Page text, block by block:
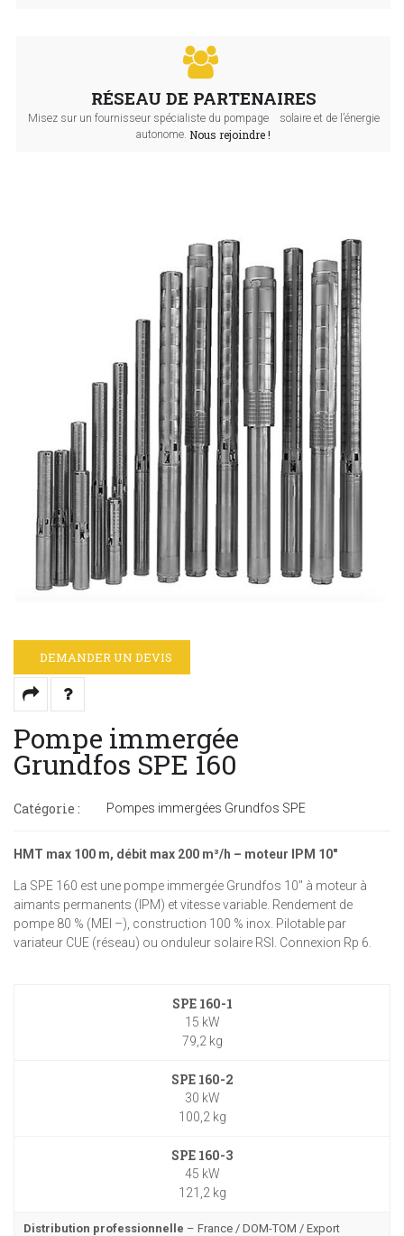
RÉSEAU DE PARTENAIRES
Misez sur un fournisseur spécialiste du pompage solaire et de l’énergie
autonome. Nous rejoindre !
DEMANDER UN DEVIS
Pompe immergée
Grundfos SPE 160
Catégorie : Pompes immergées Grundfos SPE
HMT max 100 m, débit max 200 m³/h – moteur IPM 10"
La SPE 160 est une pompe immergée Grundfos 10" à moteur à
aimants permanents (IPM) et vitesse variable. Rendement de
pompe 80 % (MEI –), construction 100 % inox. Pilotable par
variateur CUE (réseau) ou onduleur solaire RSI. Connexion Rp 6.
SPE 160-1
15 kW
79,2 kg
SPE 160-2
30 kW
100,2 kg
SPE 160-3
45 kW
121,2 kg
Distribution professionnelle – France / DOM-TOM / Export